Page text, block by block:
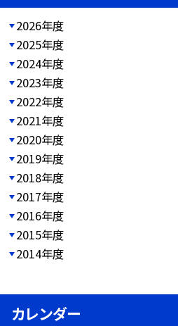
2026年度
2025年度
2024年度
2023年度
2022年度
2021年度
2020年度
2019年度
2018年度
2017年度
2016年度
2015年度
2014年度
カレンダー